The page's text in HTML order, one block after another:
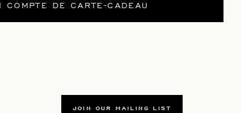
COMPTE DE CARTE-CADEAU
JOIN OUR MAILING LIST